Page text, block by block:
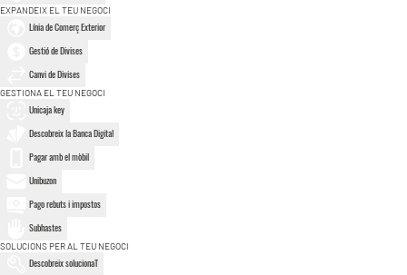
EXPANDEIX EL TEU NEGOCI
Línia de Comerç Exterior
Gestió de Divises
Canvi de Divises
GESTIONA EL TEU NEGOCI
Unicaja key
Descobreix la Banca Digital
Pagar amb el mòbil
Unibuzon
Pago rebuts i impostos
Subhastes
SOLUCIONS PER AL TEU NEGOCI
Descobreix solucionaT